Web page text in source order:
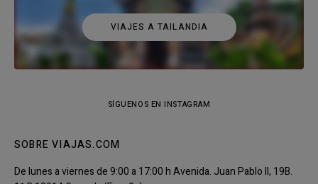
VIAJES A TAILANDIA
SÍGUENOS EN INSTAGRAM
SOBRE VIAJAS.COM
De lunes a viernes de 9:00 a 17:00 h Avenida. Juan Pablo II, 19B.